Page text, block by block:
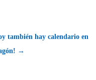
también hay calendario en
→